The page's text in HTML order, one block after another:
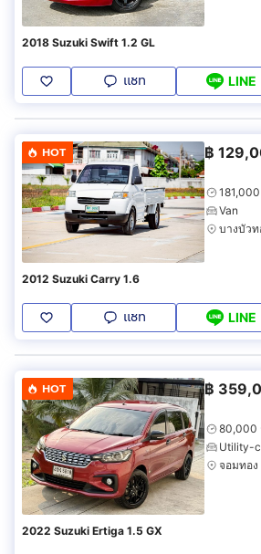
2018 Suzuki Swift 1.2 GL
แชท LINE
HOT ฿
Van
บางบัว
2012 Suzuki Carry 1.6
แชท LINE
HOT ฿
80,000
Utility-
จอมทอง
2022 Suzuki Ertiga 1.5 GX